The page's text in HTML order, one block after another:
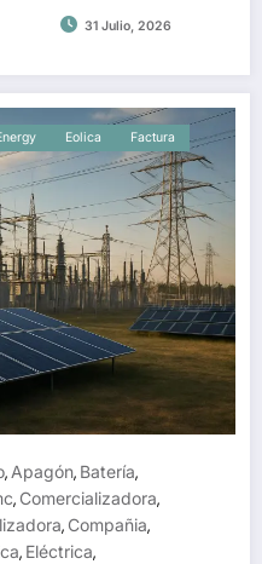
31 Julio, 2026
Eolica
Factura
, Apagón, Batería,
, Comercializadora,
, Compañia,
, Eléctrica,